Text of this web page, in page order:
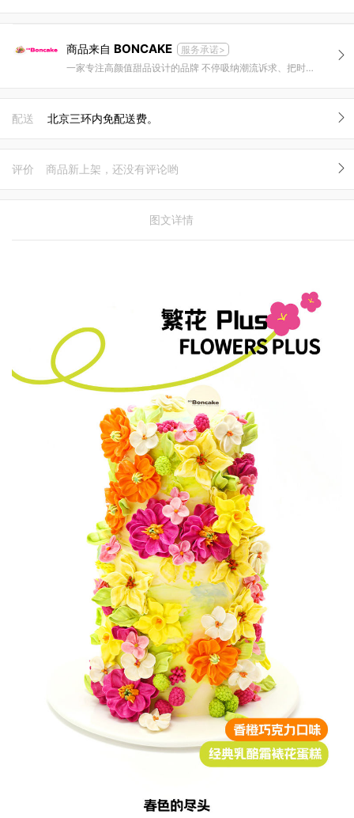
商品来自 BONCAKE
服务承诺>
一家专注高颜值甜品设计的品牌 不停吸纳潮流诉求、把时尚与甜品结合，创造惊喜是我们的追求。
配送 北京三环内免配送费。
评价 商品新上架，还没有评论哟
图文详情